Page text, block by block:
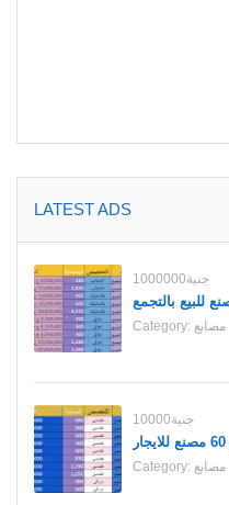
LATEST ADS
1000000جنية
Category: مصانع
10000جنية
Category: مصانع